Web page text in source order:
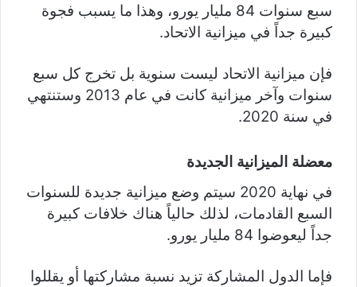
سبع سنوات 84 مليار يورو، وهذا ما يسبب فجوة
كبيرة جداً في ميزانية الاتحاد.
فإن ميزانية الاتحاد ليست سنوية بل تخرج كل سبع
سنوات وآخر ميزانية كانت في عام 2013 وستنتهي
في سنة 2020.
معضلة الميزانية الجديدة
في نهاية 2020 سيتم وضع ميزانية جديدة للسنوات
السبع القادمات، لذلك حالياً هناك خلافات كبيرة
جداً ليعوضوا 84 مليار يورو.
فإما الدول المشاركة تزيد نسبة مشاركتها أو يقللوا